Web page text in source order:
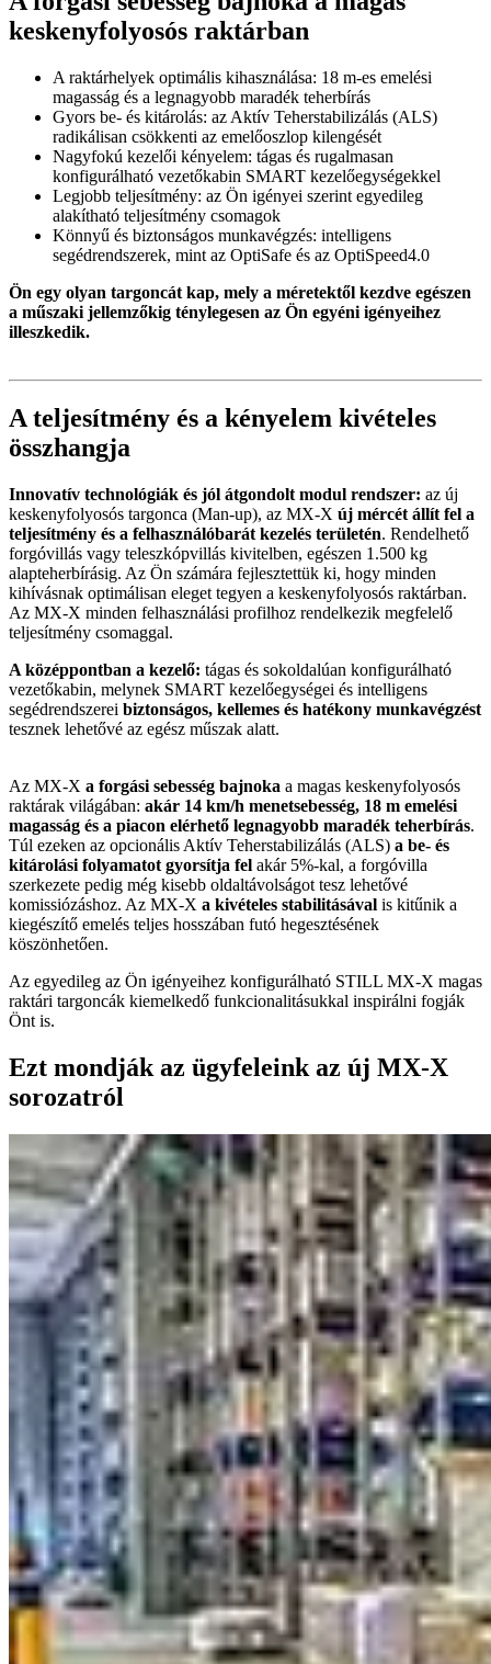
keskenyfolyosós raktárban
A raktárhelyek optimális kihasználása: 18 m-es emelési
magasság és a legnagyobb maradék teherbírás
Gyors be- és kitárolás: az Aktív Teherstabilizálás (ALS)
radikálisan csökkenti az emelőoszlop kilengését
Nagyfokú kezelői kényelem: tágas és rugalmasan
konfigurálható vezetőkabin SMART kezelőegységekkel
Legjobb teljesítmény: az Ön igényei szerint egyedileg
alakítható teljesítmény csomagok
Könnyű és biztonságos munkavégzés: intelligens
segédrendszerek, mint az OptiSafe és az OptiSpeed4.0
Ön egy olyan targoncát kap, mely a méretektől kezdve egészen
a műszaki jellemzőkig ténylegesen az Ön egyéni igényeihez
illeszkedik.
A teljesítmény és a kényelem kivételes
összhangja
Innovatív technológiák és jól átgondolt modul rendszer: az új
keskenyfolyosós targonca (Man-up), az MX-X új mércét állít fel a
teljesítmény és a felhasználóbarát kezelés területén. Rendelhető
forgóvillás vagy teleszkópvillás kivitelben, egészen 1.500 kg
alapteherbírásig. Az Ön számára fejlesztettük ki, hogy minden
kihívásnak optimálisan eleget tegyen a keskenyfolyosós raktárban.
Az MX-X minden felhasználási profilhoz rendelkezik megfelelő
teljesítmény csomaggal.
A középpontban a kezelő: tágas és sokoldalúan konfigurálható
vezetőkabin, melynek SMART kezelőegységei és intelligens
segédrendszerei biztonságos, kellemes és hatékony munkavégzést
tesznek lehetővé az egész műszak alatt.
Az MX-X a forgási sebesség bajnoka a magas keskenyfolyosós
raktárak világában: akár 14 km/h menetsebesség, 18 m emelési
magasság és a piacon elérhető legnagyobb maradék teherbírás.
Túl ezeken az opcionális Aktív Teherstabilizálás (ALS) a be- és
kitárolási folyamatot gyorsítja fel akár 5%-kal, a forgóvilla
szerkezete pedig még kisebb oldaltávolságot tesz lehetővé
komissiózáshoz. Az MX-X a kivételes stabilitásával is kitűnik a
kiegészítő emelés teljes hosszában futó hegesztésének
köszönhetően.
Az egyedileg az Ön igényeihez konfigurálható STILL MX-X magas
raktári targoncák kiemelkedő funkcionalitásukkal inspirálni fogják
Önt is.
Ezt mondják az ügyfeleink az új MX-X
sorozatról